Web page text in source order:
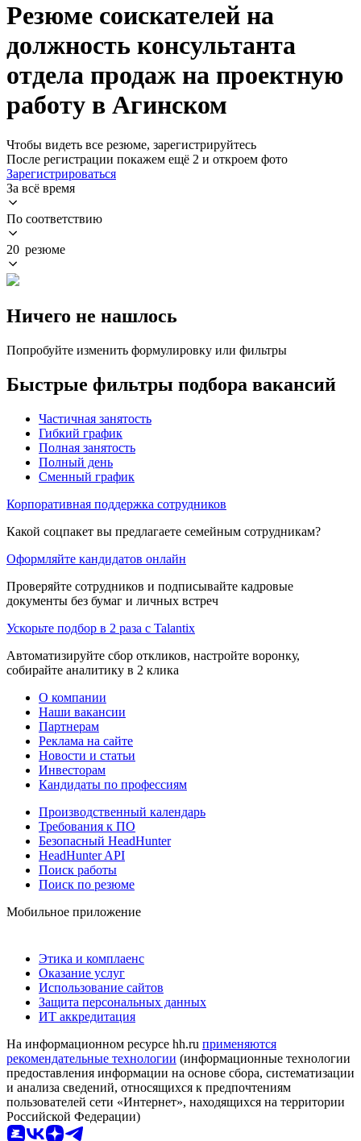
Резюме соискателей на
должность консультанта
отдела продаж на проектную
работу в Агинском
Чтобы видеть все резюме, зарегистрируйтесь
После регистрации покажем ещё 2 и откроем фото
Зарегистрироваться
За всё время
По соответствию
20 резюме
Ничего не нашлось
Попробуйте изменить формулировку или фильтры
Быстрые фильтры подбора вакансий
Частичная занятость
Гибкий график
Полная занятость
Полный день
Сменный график
Корпоративная поддержка сотрудников
Какой соцпакет вы предлагаете семейным сотрудникам?
Оформляйте кандидатов онлайн
Проверяйте сотрудников и подписывайте кадровые
документы без бумаг и личных встреч
Ускорьте подбор в 2 раза с Talantix
Автоматизируйте сбор откликов, настройте воронку,
собирайте аналитику в 2 клика
О компании
Наши вакансии
Партнерам
Реклама на сайте
Новости и статьи
Инвесторам
Кандидаты по профессиям
Производственный календарь
Требования к ПО
Безопасный HeadHunter
HeadHunter API
Поиск работы
Поиск по резюме
Мобильное приложение
Этика и комплаенс
Оказание услуг
Использование сайтов
Защита персональных данных
ИТ аккредитация
На информационном ресурсе hh.ru применяются
рекомендательные технологии (информационные технологии
предоставления информации на основе сбора, систематизации
и анализа сведений, относящихся к предпочтениям
пользователей сети «Интернет», находящихся на территории
Российской Федерации)